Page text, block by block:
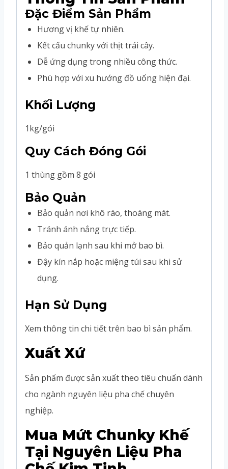
Đặc Điểm Sản Phẩm
Hương vị khế tự nhiên.
Kết cấu chunky với thịt trái cây.
Dễ ứng dụng trong nhiều công thức.
Phù hợp với xu hướng đồ uống hiện đại.
Khối Lượng
1kg/gói
Quy Cách Đóng Gói
1 thùng gồm 8 gói
Bảo Quản
Bảo quản nơi khô ráo, thoáng mát.
Tránh ánh nắng trực tiếp.
Bảo quản lạnh sau khi mở bao bì.
Đậy kín nắp hoặc miệng túi sau khi sử
dụng.
Hạn Sử Dụng
Xem thông tin chi tiết trên bao bì sản phẩm.
Xuất Xứ
Sản phẩm được sản xuất theo tiêu chuẩn dành
cho ngành nguyên liệu pha chế chuyên
nghiệp.
Mua Mứt Chunky Khế
Tại Nguyên Liệu Pha